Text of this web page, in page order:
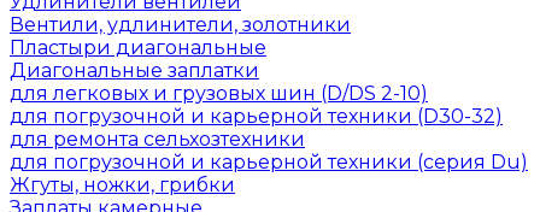
Вентили, удлинители, золотники
Пластыри диагональные
Диагональные заплатки
для легковых и грузовых шин (D/DS 2-10)
для погрузочной и карьерной техники (D30-32)
для ремонта сельхозтехники
для погрузочной и карьерной техники (серия Du)
Жгуты, ножки, грибки